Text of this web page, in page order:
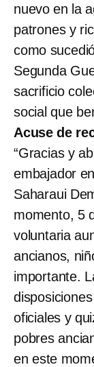
nuevo en la
patrones y
como
Segunda
sacrificio
social que
Acuse de
“Gracias y
embajador
Saharaui
momento, 5
voluntaria
ancianos,
importante.
oficiales y
pobres
en este